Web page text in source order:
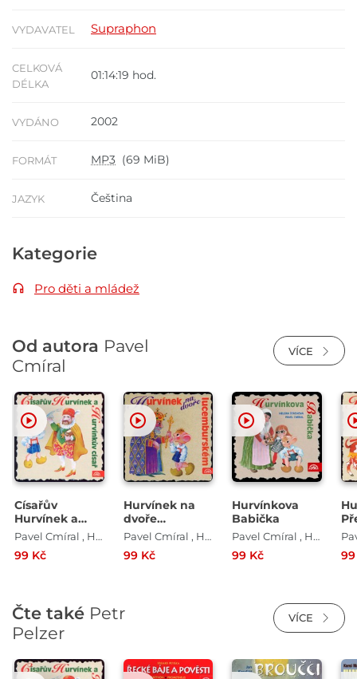
VYDAVATEL Supraphon
CELKOVÁ
DÉLKA
01:14:19 hod.
VYDÁNO 2002
FORMÁT MP3 (69 MiB)
JAZYK Čeština
Kategorie
Pro děti a mládež
Od autora Pavel
Cmíral
VÍCE
Císařův
Hurvínek a
Hurvínkův
Pavel Cmíral , Helena Stachová
99 Kč
Hurvínek na
dvoře
lucemburskémPavel Cmíral , Helena Stachová
99 Kč
Hurvínkova
Babička
Pavel Cmíral , Helena Stachová
99 Kč
Čte také Petr
Pelzer
VÍCE